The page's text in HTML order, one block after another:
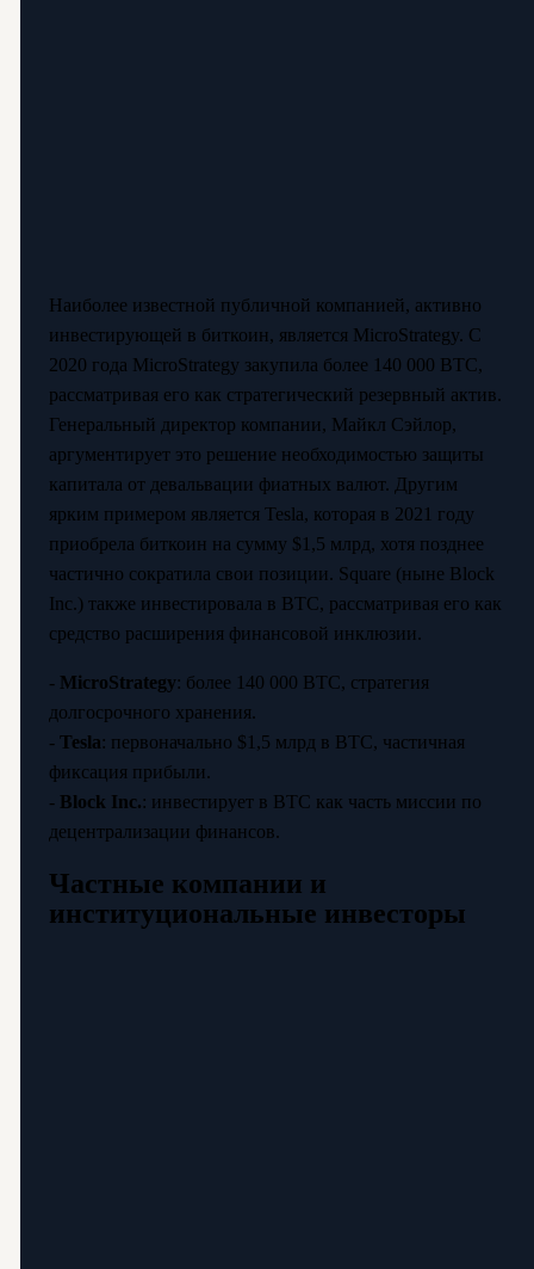
Наиболее известной публичной компанией, активно
инвестирующей в биткоин, является MicroStrategy. С
2020 года MicroStrategy закупила более 140 000 BTC,
рассматривая его как стратегический резервный актив.
Генеральный директор компании, Майкл Сэйлор,
аргументирует это решение необходимостью защиты
капитала от девальвации фиатных валют. Другим
ярким примером является Tesla, которая в 2021 году
приобрела биткоин на сумму $1,5 млрд, хотя позднее
частично сократила свои позиции. Square (ныне Block
Inc.) также инвестировала в BTC, рассматривая его как
средство расширения финансовой инклюзии.
- MicroStrategy: более 140 000 BTC, стратегия
долгосрочного хранения.
- Tesla: первоначально $1,5 млрд в BTC, частичная
фиксация прибыли.
- Block Inc.: инвестирует в BTC как часть миссии по
децентрализации финансов.
Частные компании и
институциональные инвесторы